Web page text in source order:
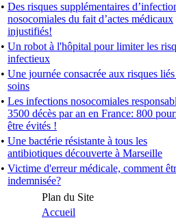
• Des risques supplémentaires
nosocomiales du fait d’actes médicaux
injustifiés!
• Un robot à l'hôpital pour limiter les
infectieux
• Une journée consacrée aux risques
soins
• Les infections nosocomiales
3500 décès par an en France: 800
être évités !
• Une bactérie résistante à tous les
antibiotiques découverte à Marseille
• Victime d'erreur médicale, comment
indemnisée?
Plan du Site
Accueil